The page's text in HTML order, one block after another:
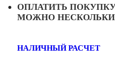
ОПЛАТИТЬ ПОКУПКУ
МОЖНО
НАЛИЧНЫЙ РАСЧЕТ